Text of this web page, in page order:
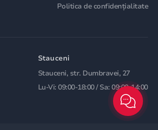
Politica de confidențialitate
Stauceni
Stauceni, str. Dumbravei, 27
Lu-Vi: 09:00-18:00 / Sa: 09:00-14:00